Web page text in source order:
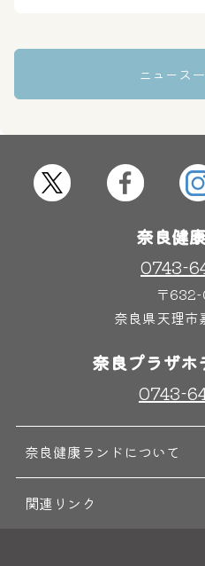
ニュース
奈良健
0743-
〒
奈良県天理
奈良プラザホ
0743-
奈良健康ランドについて
関連リンク